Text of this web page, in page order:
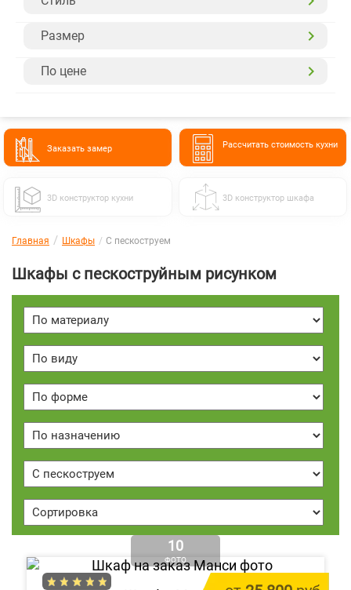
Размер
По цене
Заказать замер Расcчитать стоимость кухни
3D конструктор кухни 3D конструктор шкафа
Главная Шкафы С пескоструем
Шкафы с пескоструйным рисунком
10
ФОТО